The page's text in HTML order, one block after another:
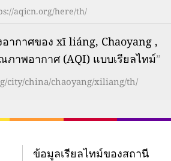
aqicn.org/here/th/
ากาศของ xī liáng, Chaoyang ,
ภาพอากาศ (AQI) แบบเรียลไทม์”
city/china/chaoyang/xiliang/th/
ข้อมูลเรียลไทม์ของสถานี